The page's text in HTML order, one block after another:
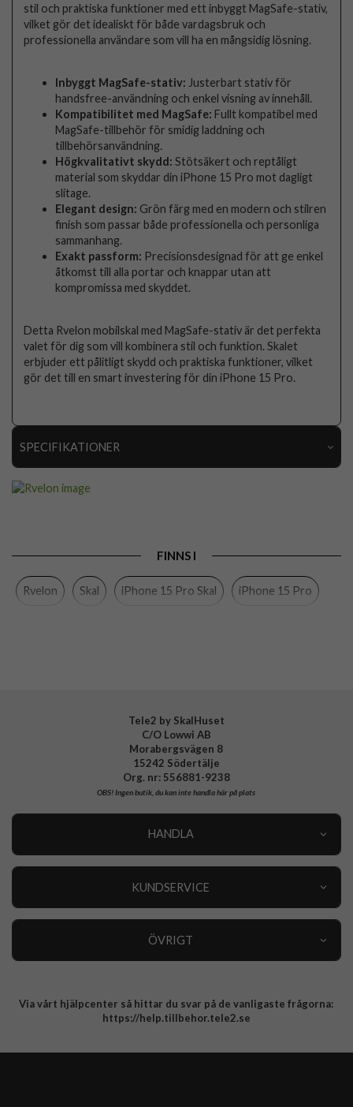
stil och praktiska funktioner med ett inbyggt MagSafe-stativ,
vilket gör det idealiskt för både vardagsbruk och
professionella användare som vill ha en mångsidig lösning.
Inbyggt MagSafe-stativ: Justerbart stativ för
handsfree-användning och enkel visning av innehåll.
Kompatibilitet med MagSafe: Fullt kompatibel med
MagSafe-tillbehör för smidig laddning och
tillbehörsanvändning.
Högkvalitativt skydd: Stötsäkert och reptåligt
material som skyddar din iPhone 15 Pro mot dagligt
slitage.
Elegant design: Grön färg med en modern och stilren
finish som passar både professionella och personliga
sammanhang.
Exakt passform: Precisionsdesignad för att ge enkel
åtkomst till alla portar och knappar utan att
kompromissa med skyddet.
Detta Rvelon mobilskal med MagSafe-stativ är det perfekta
valet för dig som vill kombinera stil och funktion. Skalet
erbjuder ett pålitligt skydd och praktiska funktioner, vilket
gör det till en smart investering för din iPhone 15 Pro.
SPECIFIKATIONER
Färg Grön
FINNS I
Rvelon Skal iPhone 15 Pro Skal iPhone 15 Pro
Tele2 by SkalHuset
C/O Lowwi AB
Morabergsvägen 8
15242 Södertälje
Org. nr: 556881-9238
OBS!Ingen butik, du kan inte handla här på plats
HANDLA
KUNDSERVICE
ÖVRIGT
Integritetspolicy
Via vårt hjälpcenter så hittar du svar på de vanligaste frågorna:
https://help.tillbehor.tele2.se